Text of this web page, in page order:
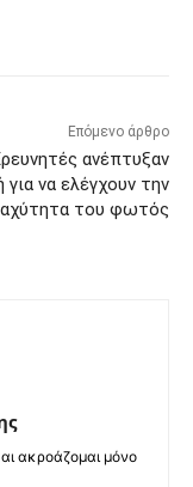
Επόμενο άρθρο
ανέπτυξαν
για να ελέγχουν την
του φωτός
ακροάζομαι μόνο